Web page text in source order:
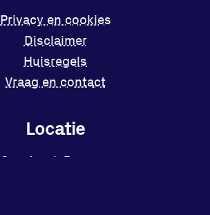
Locatie
Sportpark Reeweg
Privacy en cookies
Disclaimer
Huisregels
Vraag en contact